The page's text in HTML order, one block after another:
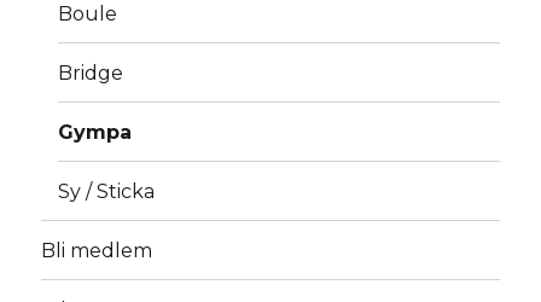
Boule
Bridge
Gympa
Sy / Sticka
Bli medlem